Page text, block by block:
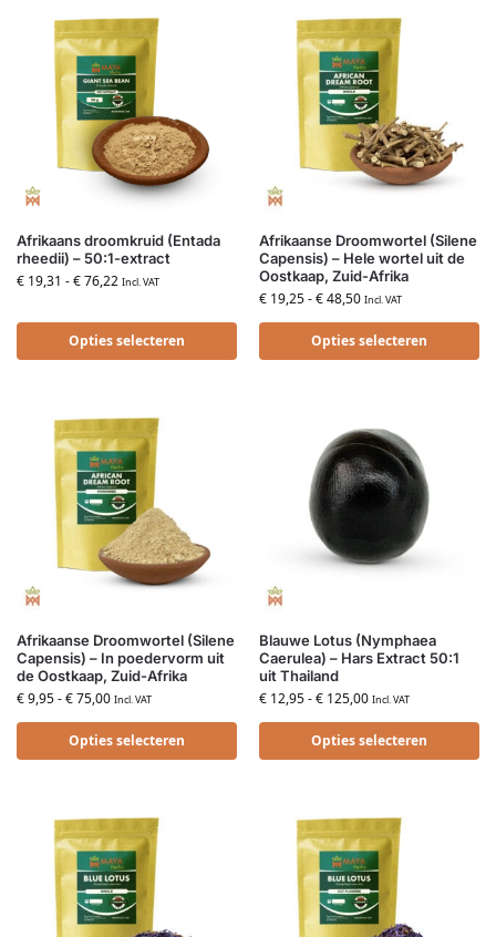
Afrikaans droomkruid (Entada
rheedii) – 50:1-extract
€ 19,31 -€76,22 Incl. VAT
Opties selecteren
Afrikaanse Droomwortel (Silene
Capensis) – Hele wortel uit de
Oostkaap, Zuid-Afrika
€ 19,25-€48,50 Incl. VAT
Opties selecteren
Afrikaanse Droomwortel (Silene
Capensis) – In poedervorm uit
de Oostkaap, Zuid-Afrika
€9,95-€75,00 Incl. VAT
Opties selecteren
Blauwe Lotus (Nymphaea
Caerulea) – Hars Extract 50:1
uit Thailand
€ 12,95-€ 125,00 Incl. VAT
Opties selecteren